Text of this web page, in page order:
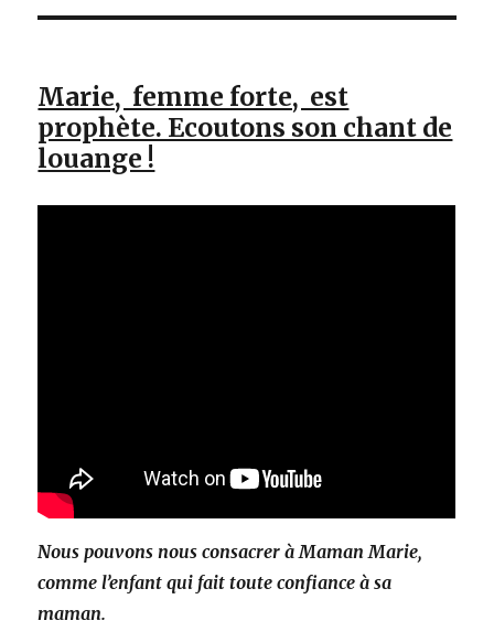
Marie, femme forte, est
prophète. Ecoutons son chant de
louange !
Nous pouvons nous consacrer à Maman Marie,
comme l’enfant qui fait toute confiance à sa
maman.